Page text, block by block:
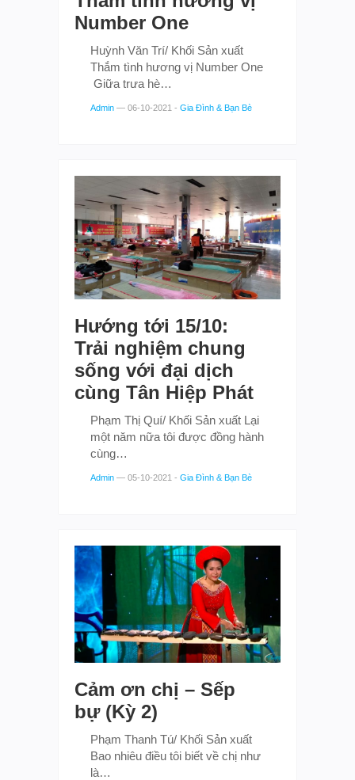
Number One
Huỳnh Văn Trí/ Khối Sản xuất
Thắm tình hương vị Number One
Giữa trưa hè…
Admin — 06-10-2021 - Gia Đình & Bạn Bè
Hướng tới 15/10:
Trải nghiệm chung
sống với đại dịch
cùng Tân Hiệp Phát
Phạm Thị Quí/ Khối Sản xuất Lại
một năm nữa tôi được đồng hành
cùng…
Admin — 05-10-2021 - Gia Đình & Bạn Bè
Cảm ơn chị – Sếp
bự (Kỳ 2)
Phạm Thanh Tú/ Khối Sản xuất
Bao nhiêu điều tôi biết về chị như
là…